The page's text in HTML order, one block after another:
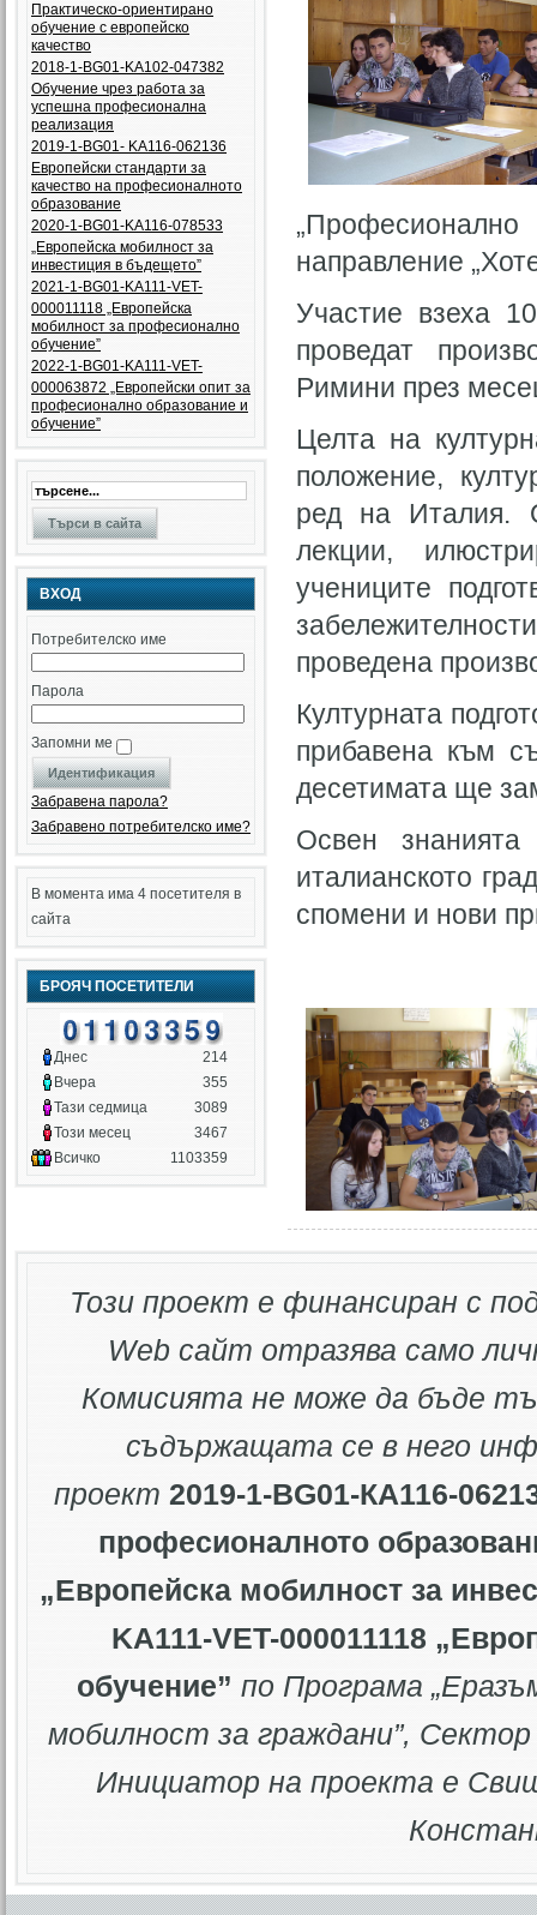
Практическо-ориентирано
обучение с европейско
качество
2018-1-BG01-KA102-047382
Обучение чрез работа за
успешна професионална
реализация
2019-1-BG01- KA116-062136
Европейски стандарти за
качество на професионалното
образование
2020-1-BG01-KA116-078533
„Европейска мобилност за
инвестиция в бъдещето”
2021-1-BG01-KA111-VET-
000011118 „Европейска
мобилност за професионално
обучение”
2022-1-BG01-KA111-VET-
000063872 „Eвропейски опит за
професионално образование и
обучение”
ВХОД
Потребителско име
Парола
Запомни ме
Забравена парола?
Забравено потребителско име?
В момента има 4 посетителя в
сайта
БРОЯЧ ПОСЕТИТЕЛИ
Днес
214
Вчера
355
Тази седмица
3089
Този месец
3467
Всичко
1103359
направление
Участие взеха
проведат
Римини през
Целта на
положение,
ред на Италия.
лекции,
учениците
проведена
Културната
прибавена към
десетимата ще
Освен
италианското
спомени и нови
Този проект е финансиран с
Web сайт отразява само
Комисията не може да бъде
съдържащата се в него
проект2019-1-BG01-КА116-
професионалното
„Европейска мобилност за
KA111-VET-000011118
обучение”по Програма
мобилност за граждани”, Сектор
Инициатор на проекта е